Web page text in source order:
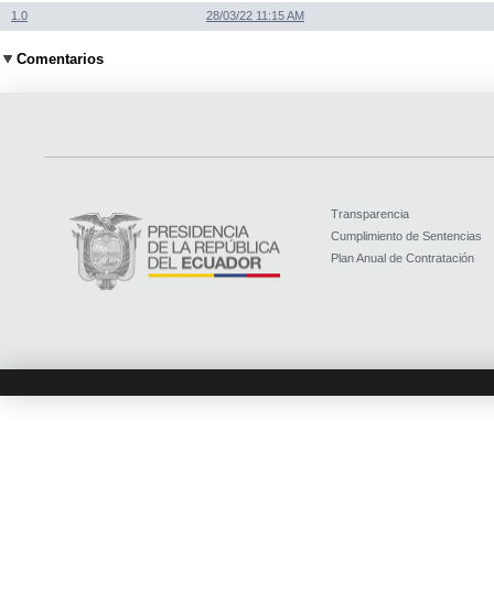
1.0 28/03/22 11:15 AM
Comentarios
Transparencia
Cumplimiento de Sentencias
Plan Anual de Contratación